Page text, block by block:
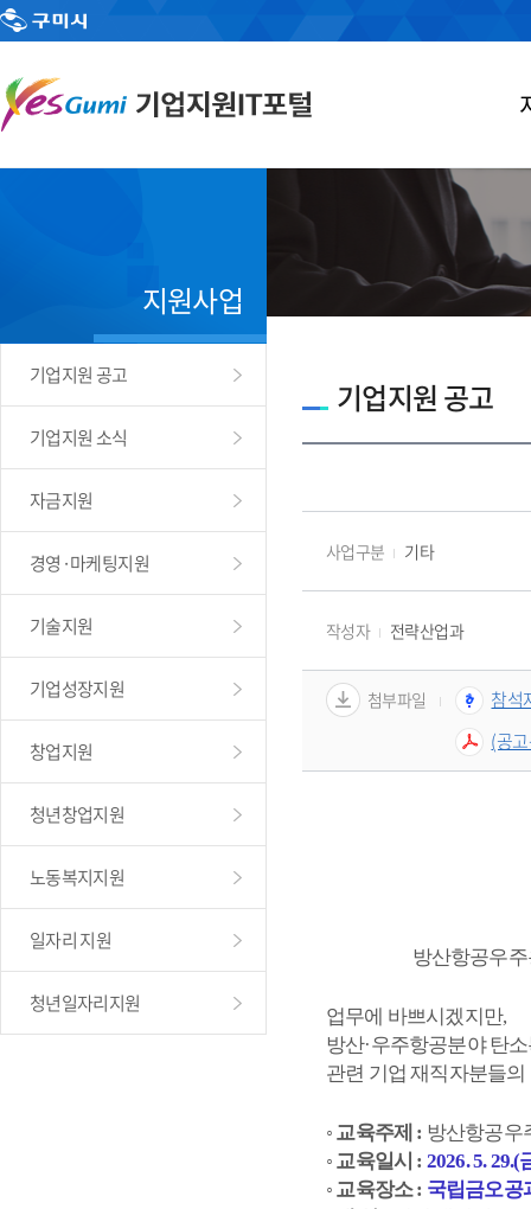
지원사업
기업지원 공고
기업지원 소식
자금지원
경영·마케팅지원
기술지원
기업성장지원
창업지원
청년창업지원
노동복지지원
일자리 지원
청년일자리지원
기업지원 공고
사업구분 기타
작성자 전략산업과
첨부파일
참석
(공
방산항공우
업무에 바쁘시겠지만,
방산·우주항공분야 탄
관련 기업 재직자분들
◦ 교육주제 : 방산항공우
◦ 교육일시 : 2026. 5. 29.(
◦ 교육장소 : 국립금오공